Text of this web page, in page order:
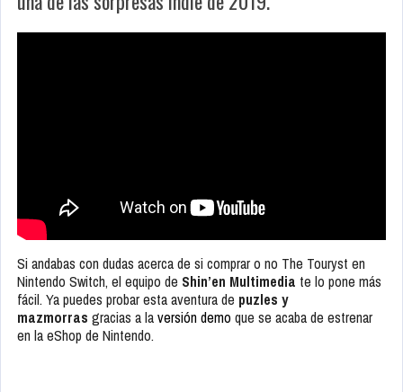
Si andabas con dudas acerca de si comprar o no The Touryst en
Nintendo Switch, el equipo de Shin’en Multimedia te lo pone más
fácil. Ya puedes probar esta aventura de puzles y
mazmorras gracias a laversión demo que se acaba de estrenar
en la eShop de Nintendo.